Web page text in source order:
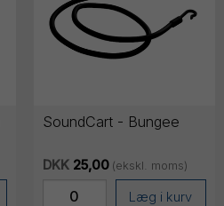
SoundCart - Bungee
DKK 25,00 (ekskl. moms)
Læg i kurv